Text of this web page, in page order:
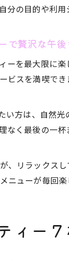
分の目的や利
で贅沢な午
ーを最大限に
ビスを満喫で
い方は、自然
なく最後の一
、リラックス
ニューが毎回
ィー